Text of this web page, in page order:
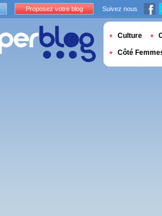
Proposez votre blog Suivez nous
Culture
Côté